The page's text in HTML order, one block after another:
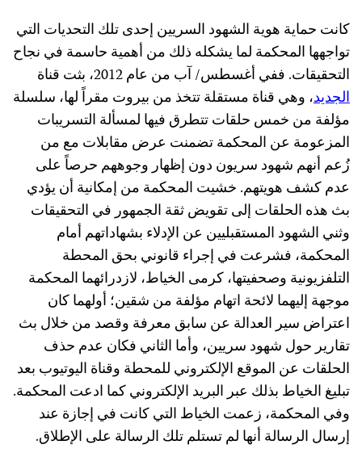
كانت حماية هوية الشهود السريين إحدى تلك التحديات التي
تواجهها المحكمة لما يشكله ذلك من أهمية حاسمة في نجاح
التحقيقات. ففي أغسطس/ آب من عام 2012، بثت قناة
الجديد، وهي قناة مستقلة تتخذ من بيروت مقراً لها، سلسلة
مؤلفة من خمس حلقات تتطرق فيها لمسألة التسريبات
المزعومة عن المحكمة تضمنت عرض مقابلات مع من
زُعم أنهم شهود سريون دون إظهار وجوههم حرصاً على
عدم كشف هويتهم. خشيت المحكمة من إمكانية أن يؤدي
بث هذه الحلقات إلى تقويض ثقة الجمهور في التحقيقات
وثني الشهود المستقبليين عن الإدلاء بشهاداتهم أمام
المحكمة، فشرعت في إجراء قانوني بحق المحطة
التلفزيونية وصحفيتها، كرمى الخياط، لازدرائهما المحكمة
موجهة إليهما لائحة اتهام مؤلفة من شقين؛ أولهما كان
اعتراض سير العدالة عن سابق معرفة وقصد من خلال بث
تقارير حول شهود سريين، وأما الثاني فكان عدم حذف
الحلقات عن الموقع الإلكتروني للمحطة وقناة اليوتيوب بعد
تبليغ الخياط بذلك عبر البريد الإلكتروني كما ادعت المحكمة.
وفي المحكمة، زعمت الخياط التي كانت في إجازة عند
إرسال الرسالة أنها لم تستلم تلك الرسالة على الإطلاق.